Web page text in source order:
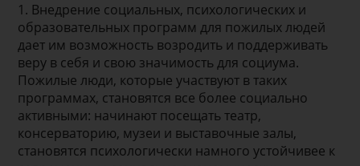
1. Внедрение социальных, психологических и
образовательных программ для пожилых людей
дает им возможность возродить и поддерживать
веру в себя и свою значимость для социума.
Пожилые люди, которые участвуют в таких
программах, становятся все более социально
активными: начинают посещать театр,
консерваторию, музеи и выставочные залы,
становятся психологически намного устойчивее к